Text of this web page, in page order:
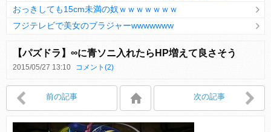
Powered by livedoor 相互RSS
おっきしても15cm未満の奴ｗｗｗｗｗｗｗ
フジテレビで美女のブラジャーwwwwwww
Powered by livedoor 相互RSS
【パズドラ】∞に青ソニ入れたらHP増えて良さそう
2015/05/27 13:10 コメント(2)
前の記事 次の記事